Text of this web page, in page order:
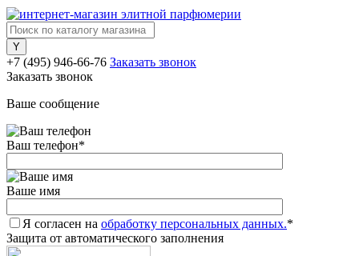
+7 (495) 946-66-76 Заказать звонок
Заказать звонок
Ваше сообщение
Ваш телефон*
Ваше имя
Я согласен на обработку персональных данных.*
Защита от автоматического заполнения